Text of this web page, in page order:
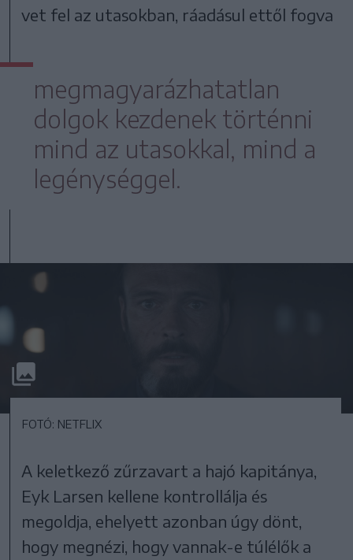
vet fel az utasokban, ráadásul ettől fogva
megmagyarázhatatlan
dolgok kezdenek történni
mind az utasokkal, mind a
legénységgel.
FOTÓ: NETFLIX
A keletkező zűrzavart a hajó kapitánya,
Eyk Larsen kellene kontrollálja és
megoldja, ehelyett azonban úgy dönt,
hogy megnézi, hogy vannak-e túlélők a